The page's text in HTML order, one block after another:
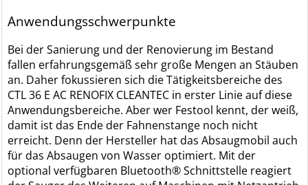
Anwendungsschwerpunkte
Bei der Sanierung und der Renovierung im Bestand
fallen erfahrungsgemäß sehr große Mengen an Stäuben
an. Daher fokussieren sich die Tätigkeitsbereiche des
CTL 36 E AC RENOFIX CLEANTEC in erster Linie auf diese
Anwendungsbereiche. Aber wer Festool kennt, der weiß,
damit ist das Ende der Fahnenstange noch nicht
erreicht. Denn der Hersteller hat das Absaugmobil auch
für das Absaugen von Wasser optimiert. Mit der
optional verfügbaren Bluetooth® Schnittstelle reagiert